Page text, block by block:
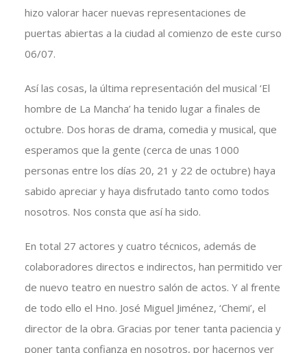
hizo valorar hacer nuevas representaciones de
puertas abiertas a la ciudad al comienzo de este curso
06/07.
Así las cosas, la última representación del musical ‘El
hombre de La Mancha’ ha tenido lugar a finales de
octubre. Dos horas de drama, comedia y musical, que
esperamos que la gente (cerca de unas 1000
personas entre los días 20, 21 y 22 de octubre) haya
sabido apreciar y haya disfrutado tanto como todos
nosotros. Nos consta que así ha sido.
En total 27 actores y cuatro técnicos, además de
colaboradores directos e indirectos, han permitido ver
de nuevo teatro en nuestro salón de actos. Y al frente
de todo ello el Hno. José Miguel Jiménez, ‘Chemi’, el
director de la obra. Gracias por tener tanta paciencia y
poner tanta confianza en nosotros, por hacernos ver